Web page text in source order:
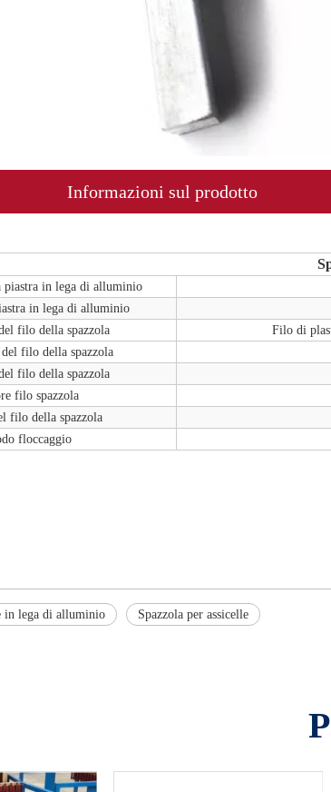
Informazioni sul prodotto
piastra in lega di alluminio
in lega di alluminio
filo della spazzola
Filo di
filo della spazzola
filo della spazzola
filo spazzola
filo della spazzola
floccaggio
in lega di alluminio Spazzola per assicelle